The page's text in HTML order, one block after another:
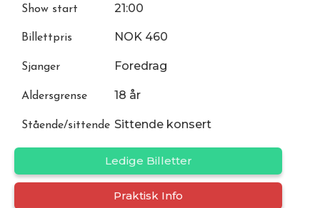
Show start 21:00
Billettpris NOK 460
Sjanger Foredrag
Aldersgrense 18 år
Stående/sittende Sittende konsert
Ledige Billetter
Praktisk Info